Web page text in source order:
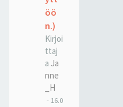
öö
n.)
Kirjoi
ttaj
a Ja
nne
_H
- 16.0